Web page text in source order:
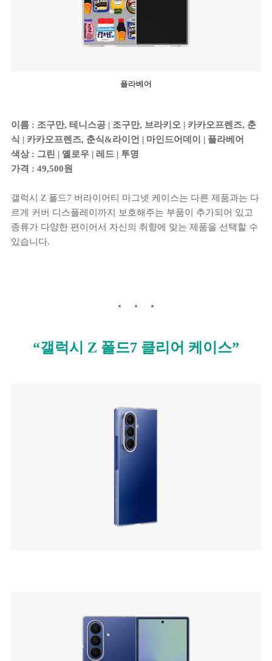
플라베어
이름 : 조구만, 테니스공 | 조구만, 브라키오 | 카카오프렌즈, 춘
식 | 카카오프렌즈, 춘식&라이언 | 마인드어데이 | 플라베어
색상 : 그린 | 옐로우 | 레드 | 투명
가격 : 49,500원
갤럭시 Z 폴드7 버라이어티 마그넷 케이스는 다른 제품과는 다
르게 커버 디스플레이까지 보호해주는 부품이 추가되어 있고
종류가 다양한 편이어서 자신의 취향에 맞는 제품을 선택할 수
있습니다.
“갤럭시 Z 폴드7 클리어 케이스”